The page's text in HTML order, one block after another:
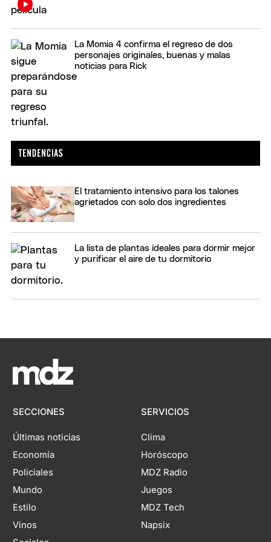
La Momia 4 confirma el regreso de dos
personajes originales, buenas y malas
noticias para Rick
El tratamiento intensivo para los talones
agrietados con solo dos ingredientes
La lista de plantas ideales para dormir mejor
y purificar el aire de tu dormitorio
SECCIONES
Últimas noticias
Economía
Policiales
Mundo
Estilo
Vinos
SERVICIOS
Clima
Horóscopo
MDZ Radio
Juegos
MDZ Tech
Napsix